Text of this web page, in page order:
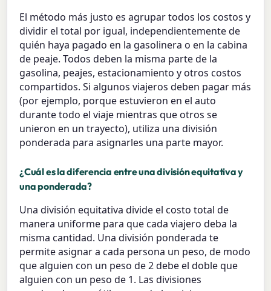
El método más justo es agrupar todos los costos y
dividir el total por igual, independientemente de
quién haya pagado en la gasolinera o en la cabina
de peaje. Todos deben la misma parte de la
gasolina, peajes, estacionamiento y otros costos
compartidos. Si algunos viajeros deben pagar más
(por ejemplo, porque estuvieron en el auto
durante todo el viaje mientras que otros se
unieron en un trayecto), utiliza una división
ponderada para asignarles una parte mayor.
¿Cuál es la diferencia entre una división equitativa y
una ponderada?
Una división equitativa divide el costo total de
manera uniforme para que cada viajero deba la
misma cantidad. Una división ponderada te
permite asignar a cada persona un peso, de modo
que alguien con un peso de 2 debe el doble que
alguien con un peso de 1. Las divisiones